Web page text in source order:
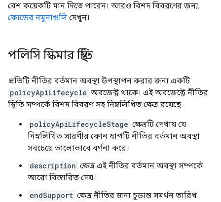
বেশ কয়েকটি মান দিতে পারেন। আরও বিশদ বিবরণের জন্য,
কোডের নমুনাগুলি দেখুন।
পলিসি স্কিমার স্থিতি
প্রতিটি নীতির বর্তমান অবস্থা উপস্থাপন করার জন্য একটি
policyApiLifecycle অবজেক্ট থাকে। এই অবজেক্টে নীতির
স্থিতি সম্পর্কে বিশদ বিবরণ সহ নিম্নলিখিত ক্ষেত্র রয়েছে:
policyApiLifecycleStage ক্ষেত্রটি দেখায় যে
নিম্নলিখিত সারণীর কোন ধাপটি নীতির বর্তমান অবস্থা
সবচেয়ে ভালোভাবে বর্ণনা করে।
description ক্ষেত্র এই নীতির বর্তমান অবস্থা সম্পর্কে
আরো বিস্তারিত দেয়।
endSupport ক্ষেত্র নীতির জন্য চূড়ান্ত সমর্থন তারিখ